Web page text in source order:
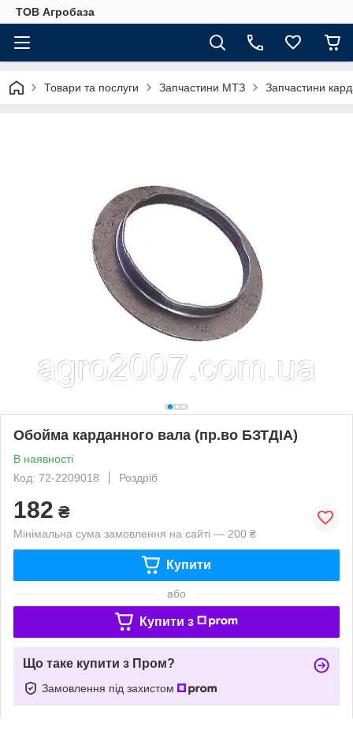
ТОВ Агробаза
Товари та послуги Запчастини МТЗ Запчастини
Обойма карданного вала (пр.во БЗТДІА)
В наявності
Код: 72-2209018
Роздріб
182 ₴
Мінімальна сума замовлення на сайті — 200 ₴
Купити
або
Купити з
Що таке купити з Пром?
Замовлення під захистом